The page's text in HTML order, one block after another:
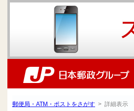
郵便局・ATM・ポストをさがす > 詳細表示